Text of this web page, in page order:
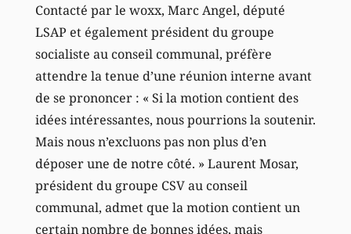
Contacté par le woxx, Marc Angel, député
LSAP et également président du groupe
socialiste au conseil communal, préfère
attendre la tenue d’une réunion interne avant
de se prononcer : « Si la motion contient des
idées intéressantes, nous pourrions la soutenir.
Mais nous n’excluons pas non plus d’en
déposer une de notre côté. » Laurent Mosar,
président du groupe CSV au conseil
communal, admet que la motion contient un
certain nombre de bonnes idées, mais